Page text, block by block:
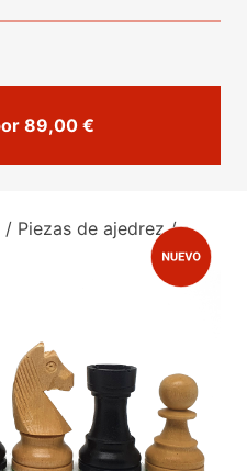
/ Piezas de ajedrez/
Comprar por 89,00 €